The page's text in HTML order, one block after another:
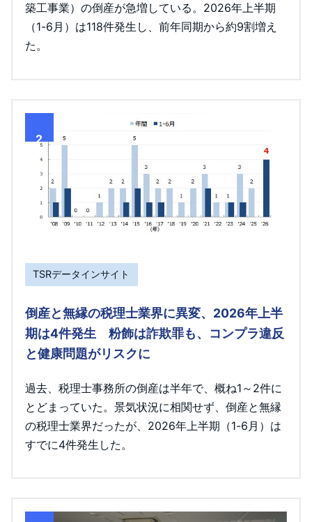
築工事業）の倒産が急増している。2026年上半期
（1-6月）は118件発生し、前年同期から約9割増え
た。
2
TSRデータインサイト
倒産と無縁の税理士業界に異変、2026年上半
期は4件発生 粉飾は詐欺罪も、コンプラ違反
と健康問題がリスクに
過去、税理士事務所の倒産は半年で、概ね1～2件に
とどまっていた。景気状況に相関せず、倒産と無縁
の税理士業界だったが、2026年上半期（1-6月）は
すでに4件発生した。